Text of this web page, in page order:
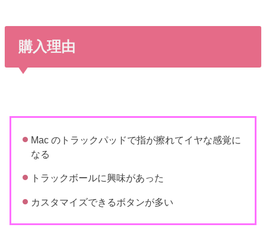
購入理由
Mac のトラックパッドで指が擦れてイヤな感覚に
なる
トラックボールに興味があった
カスタマイズできるボタンが多い